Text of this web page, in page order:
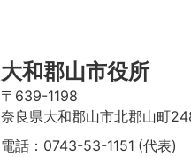
大和郡山市役所
〒639-1198
奈良県大和郡山市北郡山町
電話：0743-53-1151 (代表)